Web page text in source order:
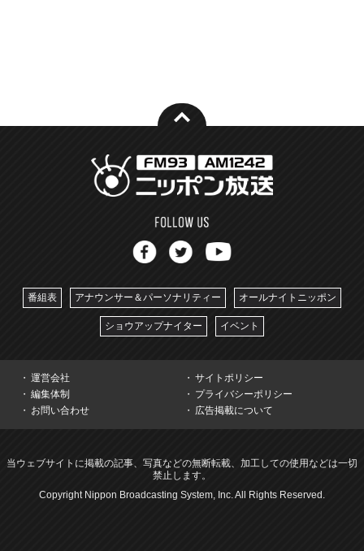
番組表 アナウンサー＆パーソナリティー オールナイトニッポン
ショウアップナイター イベント
運営会社
サイトポリシー
編集体制
プライバシーポリシー
お問い合わせ
広告掲載について
当ウェブサイトに掲載の記事、写真などの無断転載、加工しての使用などは一切
禁止します。
Copyright Nippon Broadcasting System, Inc. All Rights Reserved.